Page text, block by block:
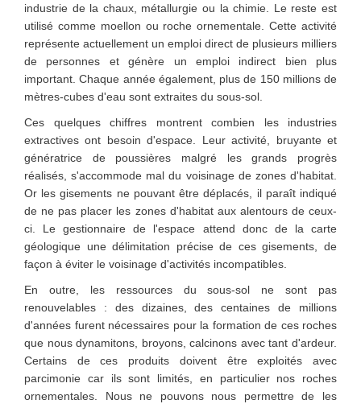
industrie de la chaux, métallurgie ou la chimie. Le reste est
utilisé comme moellon ou roche ornementale. Cette activité
représente actuellement un emploi direct de plusieurs milliers
de personnes et génère un emploi indirect bien plus
important. Chaque année également, plus de 150 millions de
mètres-cubes d'eau sont extraites du sous-sol.
Ces quelques chiffres montrent combien les industries
extractives ont besoin d'espace. Leur activité, bruyante et
génératrice de poussières malgré les grands progrès
réalisés, s'accommode mal du voisinage de zones d'habitat.
Or les gisements ne pouvant être déplacés, il paraît indiqué
de ne pas placer les zones d'habitat aux alentours de ceux-
ci. Le gestionnaire de l'espace attend donc de la carte
géologique une délimitation précise de ces gisements, de
façon à éviter le voisinage d'activités incompatibles.
En outre, les ressources du sous-sol ne sont pas
renouvelables : des dizaines, des centaines de millions
d'années furent nécessaires pour la formation de ces roches
que nous dynamitons, broyons, calcinons avec tant d'ardeur.
Certains de ces produits doivent être exploités avec
parcimonie car ils sont limités, en particulier nos roches
ornementales. Nous ne pouvons nous permettre de les